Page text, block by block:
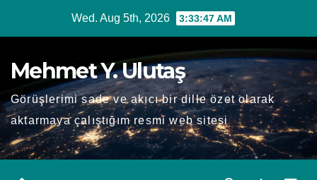
content
Wed. Aug 5th, 2026 3:33:47 AM
Mehmet Y. Ulutaş
Görüşlerimi sade ve akıcı bir dille özet olarak
aktarmaya çalıştığım resmi web sitesi